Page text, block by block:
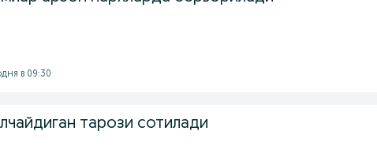
в 09:30
тарози сотилади